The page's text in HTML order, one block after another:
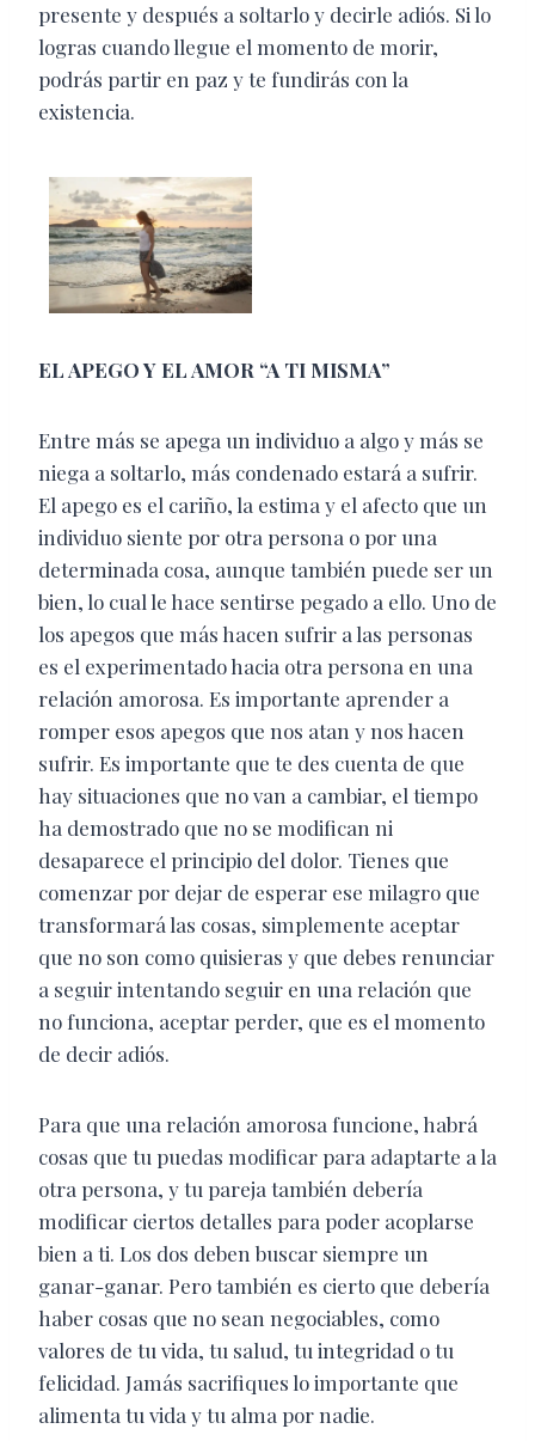
presente y después a soltarlo y decirle adiós. Si lo
logras cuando llegue el momento de morir,
podrás partir en paz y te fundirás con la
existencia.
EL APEGO Y EL AMOR “A TI MISMA”
Entre más se apega un individuo a algo y más se
niega a soltarlo, más condenado estará a sufrir.
El apego es el cariño, la estima y el afecto que un
individuo siente por otra persona o por una
determinada cosa, aunque también puede ser un
bien, lo cual le hace sentirse pegado a ello. Uno de
los apegos que más hacen sufrir a las personas
es el experimentado hacia otra persona en una
relación amorosa. Es importante aprender a
romper esos apegos que nos atan y nos hacen
sufrir. Es importante que te des cuenta de que
hay situaciones que no van a cambiar, el tiempo
ha demostrado que no se modifican ni
desaparece el principio del dolor. Tienes que
comenzar por dejar de esperar ese milagro que
transformará las cosas, simplemente aceptar
que no son como quisieras y que debes renunciar
a seguir intentando seguir en una relación que
no funciona, aceptar perder, que es el momento
de decir adiós.
Para que una relación amorosa funcione, habrá
cosas que tu puedas modificar para adaptarte a la
otra persona, y tu pareja también debería
modificar ciertos detalles para poder acoplarse
bien a ti. Los dos deben buscar siempre un
ganar-ganar. Pero también es cierto que debería
haber cosas que no sean negociables, como
valores de tu vida, tu salud, tu integridad o tu
felicidad. Jamás sacrifiques lo importante que
alimenta tu vida y tu alma por nadie.